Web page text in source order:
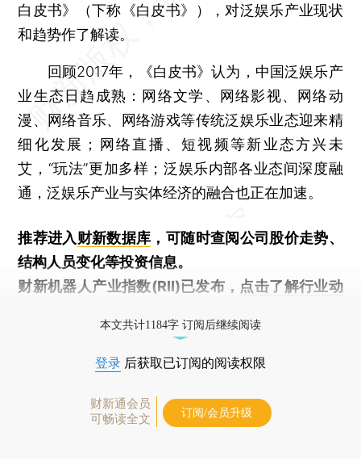
白皮书》（下称《白皮书》），对泛娱乐产业现状
和趋势作了解读。
回顾2017年，《白皮书》认为，中国泛娱乐产
业生态日趋成熟：网络文学、网络影视、网络动
漫、网络音乐、网络游戏等传统泛娱乐业态迎来精
细化发展；网络直播、短视频等新业态方兴未
艾，“玩法”更加多样；泛娱乐内部各业态间深度融
通，泛娱乐产业与实体经济的融合也正在加速。
推荐进入财新数据库 ，可随时查阅公司股价走势、
结构人员变化等投资信息。
财新机器人产业指数(RII)已发布， 点击了解行业动
本文共计1184字 订阅后继续阅读
登录 后获取已订阅的阅读权限
财新通会员
可畅读全文
订阅/会员升级